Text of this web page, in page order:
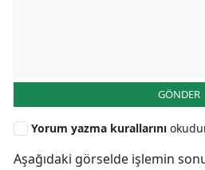
GÖNDER
Yorum yazma kurallarını
Aşağıdaki görselde işlemin